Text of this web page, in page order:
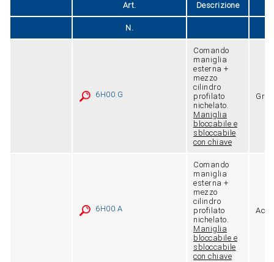
Art. Descrizione
N.
6H00.G
Comando
maniglia
esterna +
mezzo
cilindro
profilato
nichelato.
Maniglia
bloccabile e
sbloccabile
con chiave
6H00.A
Comando
maniglia
esterna +
mezzo
cilindro
profilato
nichelato.
Maniglia
bloccabile e
sbloccabile
con chiave